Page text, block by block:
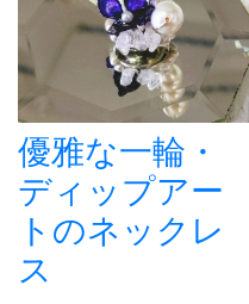
優雅な一輪・
ディップアー
トのネックレ
ス